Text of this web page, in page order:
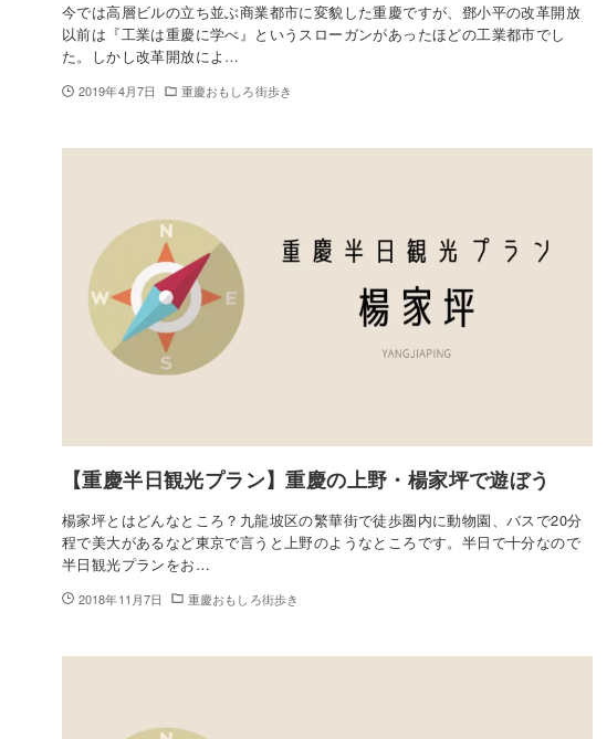
今では高層ビルの立ち並ぶ商業都市に変貌した重慶ですが、鄧小平の改革開放
以前は『工業は重慶に学べ』というスローガンがあったほどの工業都市でし
た。しかし改革開放によ…
2019年4月7日 重慶おもしろ街歩き
【重慶半日観光プラン】重慶の上野・楊家坪で遊ぼう
楊家坪とはどんなところ？九龍坡区の繁華街で徒歩圏内に動物園、バスで20分
程で美大があるなど東京で言うと上野のようなところです。半日で十分なので
半日観光プランをお…
2018年11月7日 重慶おもしろ街歩き